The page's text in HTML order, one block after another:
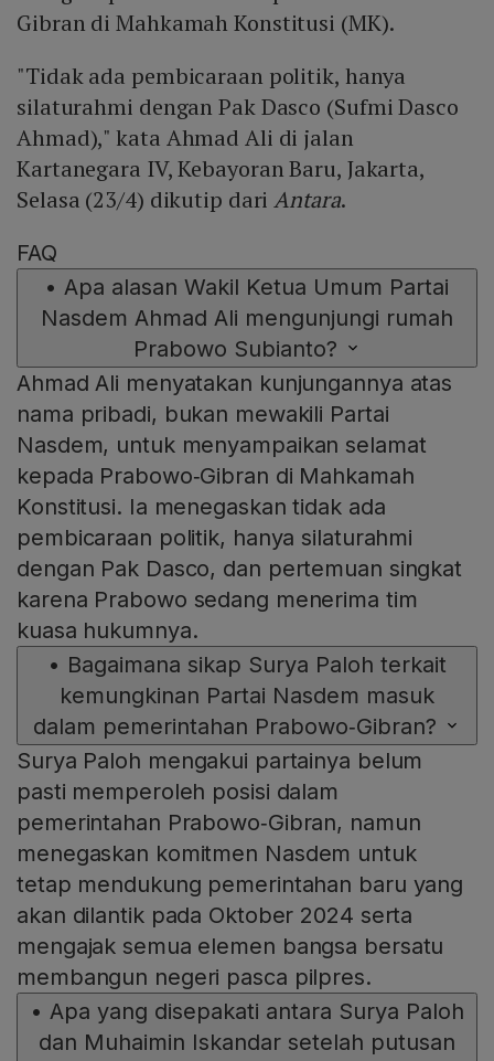
Gibran di Mahkamah Konstitusi (MK).
"Tidak ada pembicaraan politik, hanya
silaturahmi dengan Pak Dasco (Sufmi Dasco
Ahmad)," kata Ahmad Ali di jalan
Kartanegara IV, Kebayoran Baru, Jakarta,
Selasa (23/4) dikutip dariAntara.
FAQ
• Apa alasan Wakil Ketua Umum Partai
Nasdem Ahmad Ali mengunjungi rumah
Prabowo Subianto?
Ahmad Ali menyatakan kunjungannya atas
nama pribadi, bukan mewakili Partai
Nasdem, untuk menyampaikan selamat
kepada Prabowo‑Gibran di Mahkamah
Konstitusi. Ia menegaskan tidak ada
pembicaraan politik, hanya silaturahmi
dengan Pak Dasco, dan pertemuan singkat
karena Prabowo sedang menerima tim
kuasa hukumnya.
• Bagaimana sikap Surya Paloh terkait
kemungkinan Partai Nasdem masuk
dalam pemerintahan Prabowo‑Gibran?
Surya Paloh mengakui partainya belum
pasti memperoleh posisi dalam
pemerintahan Prabowo‑Gibran, namun
menegaskan komitmen Nasdem untuk
tetap mendukung pemerintahan baru yang
akan dilantik pada Oktober 2024 serta
mengajak semua elemen bangsa bersatu
membangun negeri pasca pilpres.
• Apa yang disepakati antara Surya Paloh
dan Muhaimin Iskandar setelah putusan